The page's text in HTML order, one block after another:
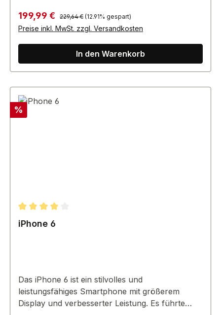
Verkaufspreis:
199,99 € Regulärer Preis:
229,64 € (12.91% gespart)
Preise inkl. MwSt. zzgl. Versandkosten
In den Warenkorb
Rabatt
%
Durchschnittliche Bewertung von 4 von 5 Sternen
iPhone 6
Das iPhone 6 ist ein stilvolles und
leistungsfähiges Smartphone mit größerem
Display und verbesserter Leistung. Es führte